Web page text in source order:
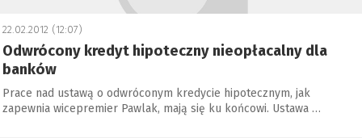
22.02.2012 (12:07)
Odwrócony kredyt hipoteczny nieopłacalny dla
banków
Prace nad ustawą o odwróconym kredycie hipotecznym, jak
zapewnia wicepremier Pawlak, mają się ku końcowi. Ustawa …